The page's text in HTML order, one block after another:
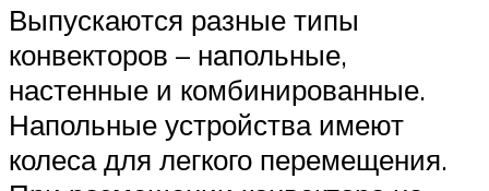
Выпускаются разные типы
конвекторов – напольные,
настенные и комбинированные.
Напольные устройства имеют
колеса для легкого перемещения.